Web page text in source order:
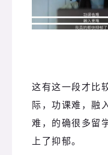
这有这一段才比
际，功课难，融
难，的确很多留
上了抑郁。